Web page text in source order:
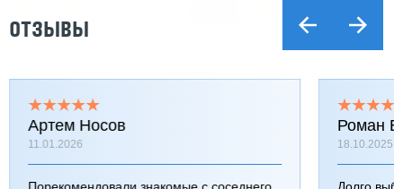
ОТЗЫВЫ
Артем Носов
11.01.2026
Роман
18.10.2025